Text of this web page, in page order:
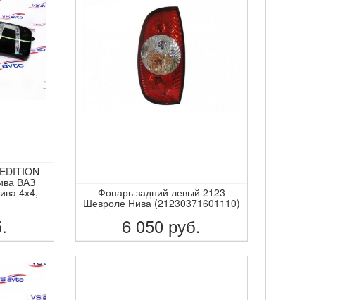
ВАЗ
4х4, Фонарь задний левый 2123
Шевроле Нива (21230371601110)
6 050 руб.
ПОДРОБНЕЕ